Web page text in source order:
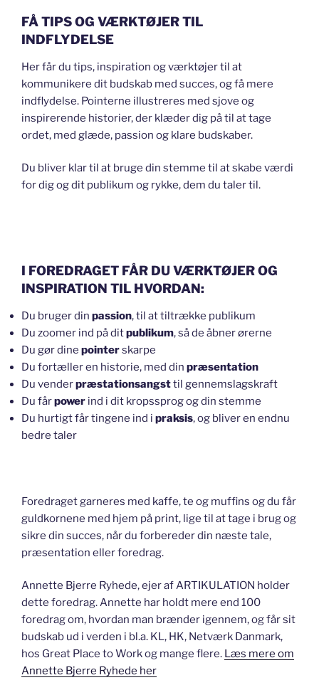
FÅ TIPS OG VÆRKTØJER TIL
INDFLYDELSE
Her får du tips, inspiration og værktøjer til at
kommunikere dit budskab med succes, og få mere
indflydelse. Pointerne illustreres med sjove og
inspirerende historier, der klæder dig på til at tage
ordet, med glæde, passion og klare budskaber.
Du bliver klar til at bruge din stemme til at skabe værdi
for dig og dit publikum og rykke, dem du taler til.
I FOREDRAGET FÅR DU VÆRKTØJER OG
INSPIRATION TIL HVORDAN:
Du bruger din passion, til at tiltrække publikum
Du zoomer ind på ditpublikum, så de åbner ørerne
Du gør dine pointerskarpe
Du fortæller en historie, med din præsentation
Du venderpræstationsangsttil gennemslagskraft
Du fårpower ind i dit kropssprog og din stemme
Du hurtigt får tingene ind i praksis, og bliver en endnu
bedre taler
Foredraget garneres med kaffe, te og muffins og du får
guldkornene med hjem på print, lige til at tage i brug og
sikre din succes, når du forbereder din næste tale,
præsentation eller foredrag.
Annette Bjerre Ryhede, ejer af ARTIKULATION holder
dette foredrag. Annette har holdt mere end 100
foredrag om, hvordan man brænder igennem, og får sit
budskab ud i verden i bl.a. KL, HK, Netværk Danmark,
hos Great Place to Work og mange flere. Læs mere om
Annette Bjerre Ryhede her